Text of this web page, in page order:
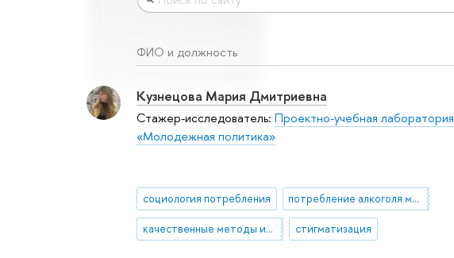
ФИО и должность
Кузнецова Мария Дмитриевна
Стажер-исследователь: Проектно-учебная лаборатория
«Молодежная политика»
социология потребления потребление алкоголя молодежью
качественные методы исследований стигматизация